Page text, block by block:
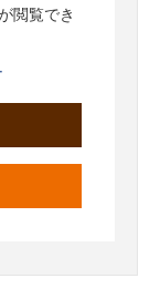
閲覧でき